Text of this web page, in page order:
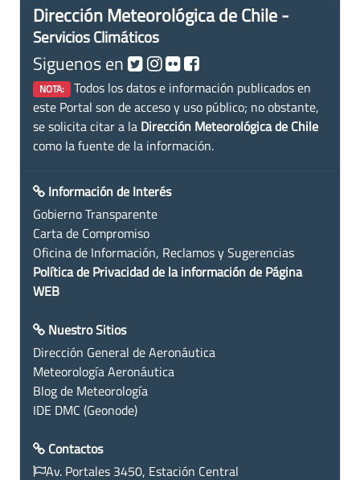
Dirección Meteorológica de Chile -
Servicios Climáticos
Siguenos en
NOTA: Todos los datos e información publicados en
este Portal son de acceso y uso público; no obstante,
se solicita citar a la Dirección Meteorológica de Chile
como la fuente de la información.
Información de Interés
Gobierno Transparente
Carta de Compromiso
Oficina de Información, Reclamos y Sugerencias
Política de Privacidad de la información de Página
WEB
Nuestro Sitios
Dirección General de Aeronáutica
Meteorología Aeronáutica
Blog de Meteorología
IDE DMC (Geonode)
Contactos
Av. Portales 3450, Estación Central